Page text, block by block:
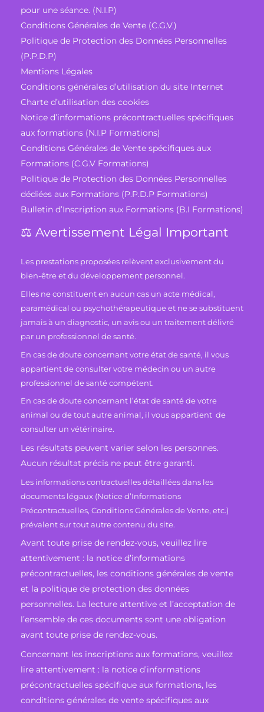
pour une séance. (N.I.P)
Conditions Générales de Vente (C.G.V.)
Politique de Protection des Données Personnelles
(P.P.D.P)
Mentions Légales
Conditions générales d’utilisation du site Internet
Charte d’utilisation des cookies
Notice d’informations précontractuelles spécifiques
aux formations (N.I.P Formations)
Conditions Générales de Vente spécifiques aux
Formations (C.G.V Formations)
Politique de Protection des Données Personnelles
dédiées aux Formations (P.P.D.P Formations)
Bulletin d’Inscription aux Formations (B.I Formations)
⚖️ Avertissement Légal Important
Les prestations proposées relèvent exclusivement du
bien-être et du développement personnel.
Elles ne constituent en aucun cas un acte médical,
paramédical ou psychothérapeutique et ne se substituent
jamais à un diagnostic, un avis ou un traitement délivré
par un professionnel de santé.
En cas de doute concernant votre état de santé, il vous
appartient de consulter votre médecin ou un autre
professionnel de santé compétent.
En cas de doute concernant l’état de santé de votre
animal ou de tout autre animal, il vous appartient de
consulter un vétérinaire.
Les résultats peuvent varier selon les personnes.
Aucun résultat précis ne peut être garanti.
Les informations contractuelles détaillées dans les
documents légaux (Notice d’Informations
Précontractuelles, Conditions Générales de Vente, etc.)
prévalent sur tout autre contenu du site.
Avant toute prise de rendez-vous, veuillez lire
attentivement : la notice d’informations
précontractuelles, les conditions générales de vente
et la politique de protection des données
personnelles. La lecture attentive et l’acceptation de
l’ensemble de ces documents sont une obligation
avant toute prise de rendez-vous.
Concernant les inscriptions aux formations, veuillez
lire attentivement : la notice d’informations
précontractuelles spécifique aux formations, les
conditions générales de vente spécifiques aux